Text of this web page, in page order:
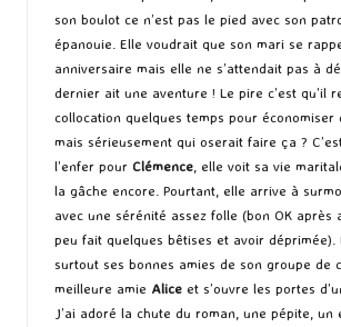
son boulot ce n’est pas le pied avec son
épanouie. Elle voudrait que son mari se
anniversaire mais elle ne s’attendait pas à
dernier ait une aventure ! Le pire c’est qu’il
collocation quelques temps pour économiser
mais sérieusement qui oserait faire ça ?
l’enfer pour Clémence, elle voit sa vie
la gâche encore. Pourtant, elle arrive à
avec une sérénité assez folle (bon OK après
peu fait quelques bêtises et avoir déprimée).
surtout ses bonnes amies de son groupe de
meilleure amie Alice et s’ouvre les portes
J’ai adoré la chute du roman, une pépite, un